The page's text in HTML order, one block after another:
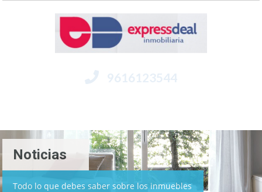
9616123544
Noticias
Todo lo que debes saber sobre los inmuebles